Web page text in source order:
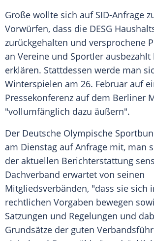
Große wollte sich auf SID-Anfrage
Vorwürfen, dass die DESG
zurückgehalten und versprochene
an Vereine und Sportler ausbezahlt
erklären. Stattdessen werde man
Winterspielen am 26. Februar auf
Pressekonferenz auf dem Berliner
"vollumfänglich dazu äußern".
Der Deutsche Olympische
am Dienstag auf Anfrage mit, man
der aktuellen Berichterstattung
Dachverband erwartet von seinen
Mitgliedsverbänden, "dass sie sich
rechtlichen Vorgaben bewegen
Satzungen und Regelungen und
Grundsätze der guten